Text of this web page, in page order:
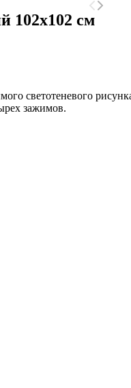
102х102 см
светотеневого
зажимов.